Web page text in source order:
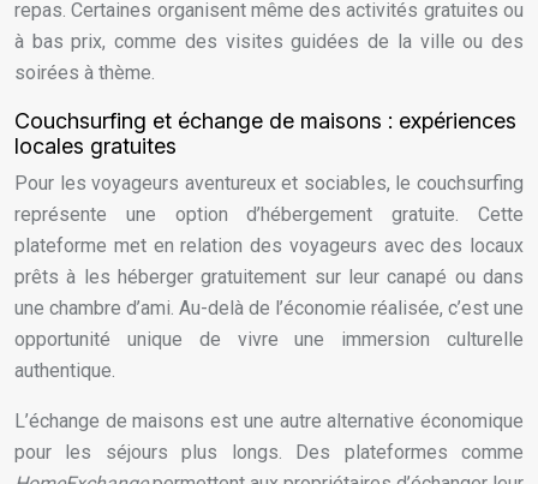
repas. Certaines organisent même des activités gratuites ou
à bas prix, comme des visites guidées de la ville ou des
soirées à thème.
Couchsurfing et échange de maisons : expériences
locales gratuites
Pour les voyageurs aventureux et sociables, le couchsurfing
représente une option d’hébergement gratuite. Cette
plateforme met en relation des voyageurs avec des locaux
prêts à les héberger gratuitement sur leur canapé ou dans
une chambre d’ami. Au-delà de l’économie réalisée, c’est une
opportunité unique de vivre une immersion culturelle
authentique.
L’échange de maisons est une autre alternative économique
pour les séjours plus longs. Des plateformes comme